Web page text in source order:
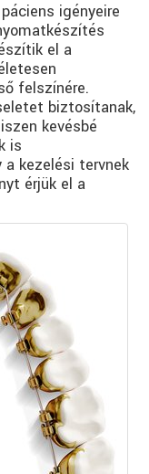
igényeire
el a
felszínére.
biztosítanak,
kevésbé
is
a kezelési tervnek
érjük el a